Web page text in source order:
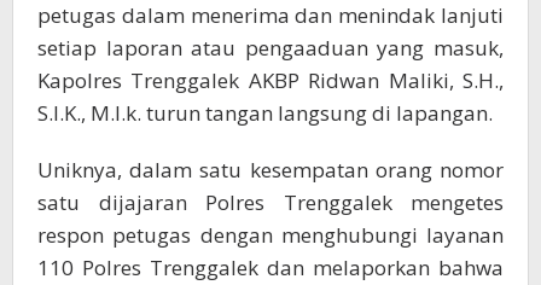
petugas dalam menerima dan menindak lanjuti
setiap laporan atau pengaaduan yang masuk,
Kapolres Trenggalek AKBP Ridwan Maliki, S.H.,
S.I.K., M.I.k. turun tangan langsung di lapangan.
Uniknya, dalam satu kesempatan orang nomor
satu dijajaran Polres Trenggalek mengetes
respon petugas dengan menghubungi layanan
110 Polres Trenggalek dan melaporkan bahwa